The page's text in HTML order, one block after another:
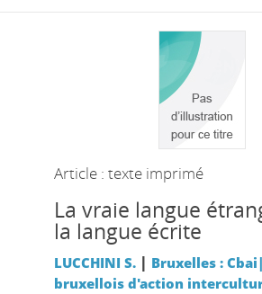
Article : texte imprimé
La vraie langue
la langue écrite
LUCCHINI S. | Bruxelles :
bruxellois d'action